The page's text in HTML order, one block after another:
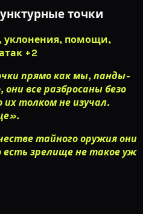
точки
,уклонения, помощи,
+2
прямо как мы, панды-
все разбросаны безо
толком не изучал.
тайного оружия они
есть зрелище не такое уж